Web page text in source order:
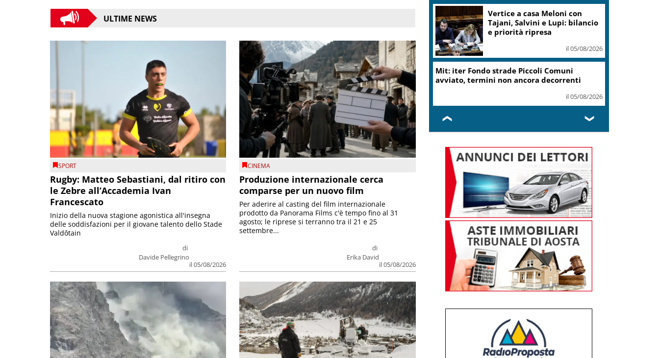
ULTIME NEWS
SPORT
Rugby: Matteo Sebastiani, dal ritiro con
le Zebre all’Accademia Ivan
Francescato
di
Davide Pellegrino
il 05/08/2026
Inizio della nuova stagione agonistica all'insegna
delle soddisfazioni per il giovane talento dello Stade
Valdôtain
CINEMA
Produzione internazionale cerca
comparse per un nuovo film
di
Erika David
il 05/08/2026
Per aderire al casting del film internazionale
prodotto da Panorama Films c'è tempo fino al 31
agosto; le riprese si terranno tra il 21 e 25
settembre...
Vertice a casa Meloni con
Tajani, Salvini e Lupi: bilancio
e priorità ripresa
il 05/08/2026
Mit: iter Fondo strade Piccoli Comuni
avviato, termini non ancora decorrenti
il 05/08/2026
❮ ❯